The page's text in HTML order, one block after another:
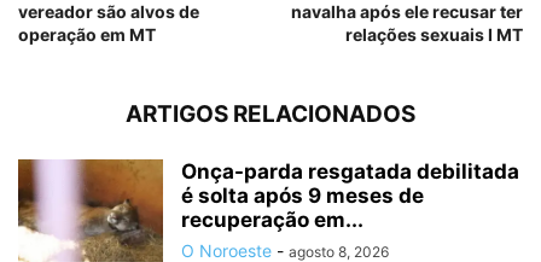
vereador são alvos de
operação em MT
navalha após ele recusar ter
relações sexuais I MT
ARTIGOS RELACIONADOS
Onça-parda resgatada debilitada
é solta após 9 meses de
recuperação em...
O Noroeste - agosto 8, 2026